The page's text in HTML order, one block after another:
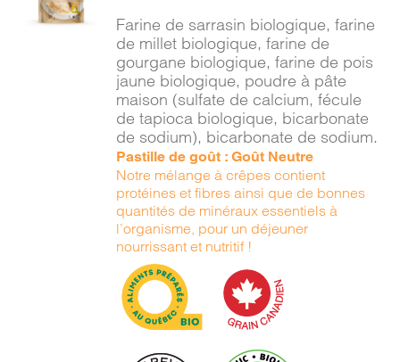
/
Farine de sarrasin biologique, farine
de millet biologique, farine de
gourgane biologique, farine de pois
jaune biologique, poudre à pâte
maison (sulfate de calcium, fécule
de tapioca biologique, bicarbonate
de sodium), bicarbonate de sodium.
Pastille de goût : Goût Neutre
Notre mélange à crêpes contient
protéines et fibres ainsi que de bonnes
quantités de minéraux essentiels à
l’organisme, pour un déjeuner
nourrissant et nutritif !